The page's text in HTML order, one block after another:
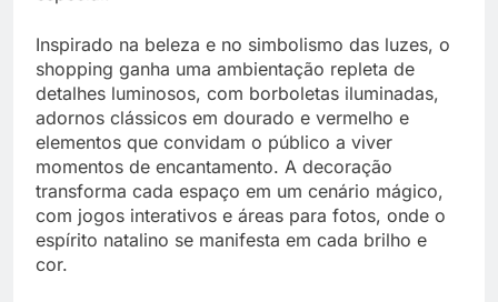
Inspirado na beleza e no simbolismo das luzes, o
shopping ganha uma ambientação repleta de
detalhes luminosos, com borboletas iluminadas,
adornos clássicos em dourado e vermelho e
elementos que convidam o público a viver
momentos de encantamento. A decoração
transforma cada espaço em um cenário mágico,
com jogos interativos e áreas para fotos, onde o
espírito natalino se manifesta em cada brilho e
cor.